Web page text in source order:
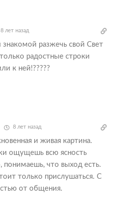
8 лет назад
разжечь свой Свет
радостные строки
к ней!?????
8 лет назад
и живая картина.
ощущешь всю ясность
понимаешь, что выход есть.
только прислушаться. С
от общения.